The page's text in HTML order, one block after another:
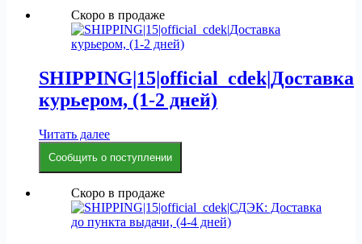
Скоро в продаже
SHIPPING|15|official_cdek|Доставка
курьером, (1-2 дней)
Читать далее
Сообщить о поступлении
Скоро в продаже